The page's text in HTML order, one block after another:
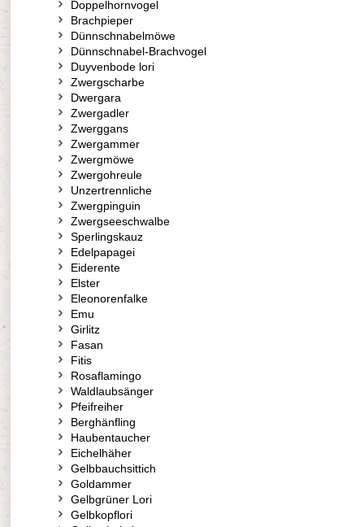
Doppelhornvogel
Brachpieper
Dünnschnabelmöwe
Dünnschnabel-Brachvogel
Duyvenbode lori
Zwergscharbe
Dwergara
Zwergadler
Zwerggans
Zwergammer
Zwergmöwe
Zwergohreule
Unzertrennliche
Zwergpinguin
Zwergseeschwalbe
Sperlingskauz
Edelpapagei
Eiderente
Elster
Eleonorenfalke
Emu
Girlitz
Fasan
Fitis
Rosaflamingo
Waldlaubsänger
Pfeifreiher
Berghänfling
Haubentaucher
Eichelhäher
Gelbbauchsittich
Goldammer
Gelbgrüner Lori
Gelbkopflori